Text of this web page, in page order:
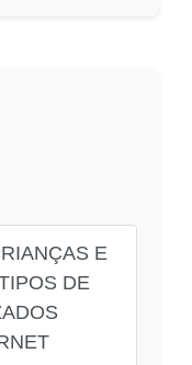
E
DE